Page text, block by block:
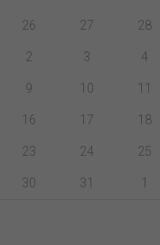
26 27 28
2 3 4
9 10 11
16 17 18
23 24 25
30 31 1